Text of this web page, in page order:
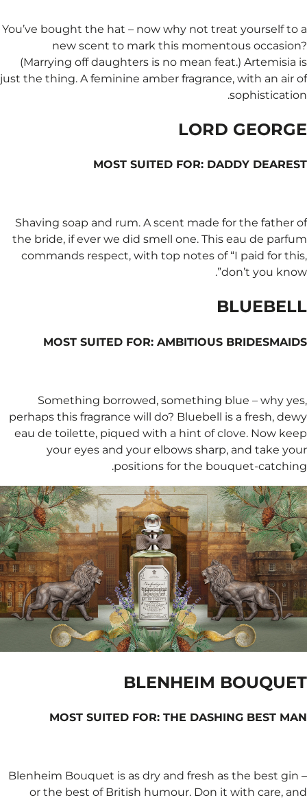
You’ve bought the hat
new scent to
(Marrying off
just the thing. A
MOST
Shaving soap and
the bride, if ever we
commands respect,
MOST SUITED
Something
perhaps this fragrance
eau de toilette,
your eyes and
MOST SUITED
Blenheim Bouquet is
or the best of